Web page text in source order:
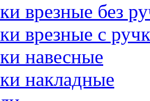
врезные без
врезные с
навесные
накладные